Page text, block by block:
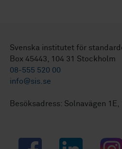
Svenska institutet för
Box 45443, 104 31 Stockholm
08-555 520 00
info@sis.se
Besöksadress: Solnavägen
Facebook LinkedIn